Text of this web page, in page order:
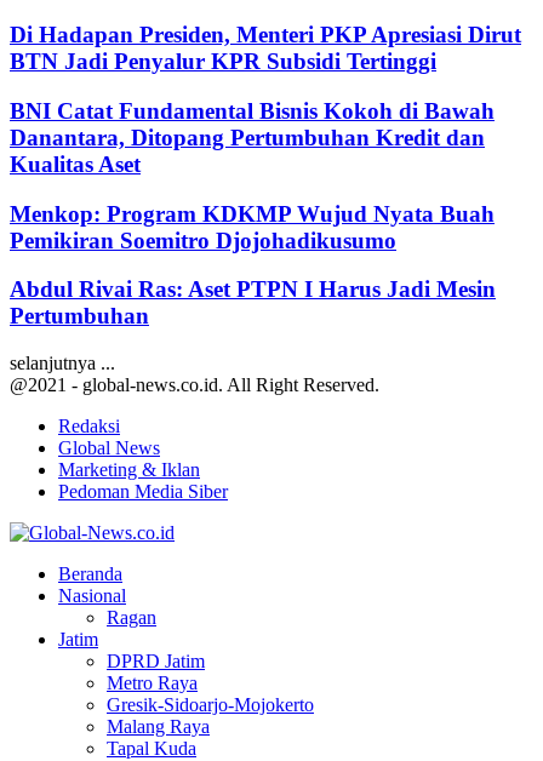
Di Hadapan Presiden, Menteri PKP Apresiasi Dirut
BTN Jadi Penyalur KPR Subsidi Tertinggi
BNI Catat Fundamental Bisnis Kokoh di Bawah
Danantara, Ditopang Pertumbuhan Kredit dan
Kualitas Aset
Menkop: Program KDKMP Wujud Nyata Buah
Pemikiran Soemitro Djojohadikusumo
Abdul Rivai Ras: Aset PTPN I Harus Jadi Mesin
Pertumbuhan
selanjutnya ...
@2021 - global-news.co.id. All Right Reserved.
Redaksi
Global News
Marketing & Iklan
Pedoman Media Siber
Beranda
Nasional
Ragan
Jatim
DPRD Jatim
Metro Raya
Gresik-Sidoarjo-Mojokerto
Malang Raya
Tapal Kuda